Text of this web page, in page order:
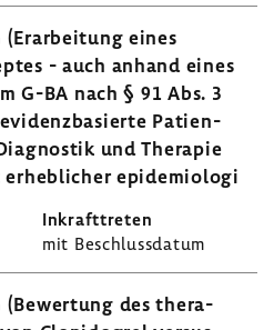
(Erar­bei­tung eines
- auch anhand eines
G-BA nach § 91 Abs. 3
Pati­en­
und Therapie
epide­mio­logi
mit Beschluss­datum
(Bewer­tung des thera­